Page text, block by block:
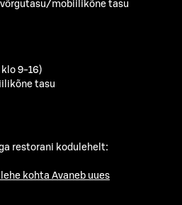
mobiilikõne tasu
9-16)
tasu
restorani kodulehelt:
kohta Avaneb uues